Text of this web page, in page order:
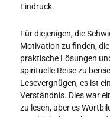
Eindruck.
Für diejenigen, die
Motivation zu finden,
praktische Lösungen
spirituelle Reise zu
Lesevergnügen, es ist
Verständnis. Dies war
zu lesen, aber es